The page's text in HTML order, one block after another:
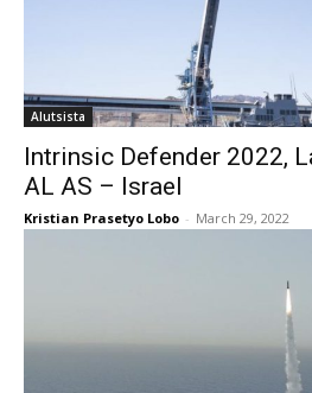
Alutsista
Intrinsic Defender 2022,
AL AS – Israel
Kristian Prasetyo Lobo - March 29, 2022